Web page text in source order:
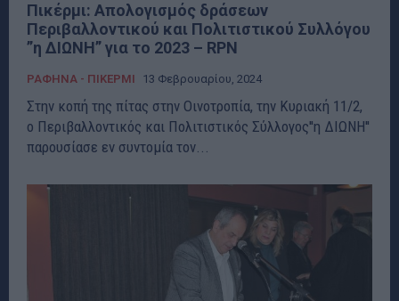
Πικέρμι: Απολογισμός δράσεων
Περιβαλλοντικού και Πολιτιστικού Συλλόγου
”η ΔΙΩΝΗ” για το 2023 – RPN
ΡΑΦΗΝΑ - ΠΙΚΕΡΜΙ 13 Φεβρουαρίου, 2024
Στην κοπή της πίτας στην Οινοτροπία, την Κυριακή 11/2,
ο Περιβαλλοντικός και Πολιτιστικός Σύλλογος''η ΔΙΩΝΗ''
παρουσίασε εν συντομία τον...